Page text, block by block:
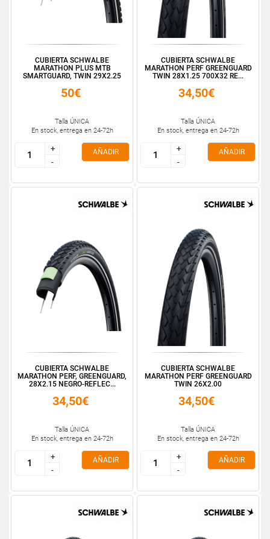
CUBIERTA SCHWALBE
MARATHON PLUS MTB
SMARTGUARD, TWIN 29X2.25
50€
Talla ÚNICA
En stock, entrega en 24-72h
+
-
+
-
AÑADIR
CUBIERTA SCHWALBE
MARATHON PERF GREENGUARD
TWIN 28X1.25 700X32 RE...
34,50€
Talla ÚNICA
En stock, entrega en 24-72h
+
-
+
-
AÑADIR
CUBIERTA SCHWALBE
MARATHON PERF, GREENGUARD,
28X2.15 NEGRO-REFLEC...
34,50€
Talla ÚNICA
En stock, entrega en 24-72h
+
-
+
-
AÑADIR
CUBIERTA SCHWALBE
MARATHON PERF GREENGUARD
TWIN 26X2.00
34,50€
Talla ÚNICA
En stock, entrega en 24-72h
+
-
+
-
AÑADIR